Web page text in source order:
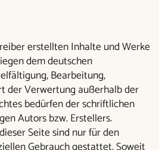
erstellten Inhalte und Werke
dem deutschen
Bearbeitung,
der Verwertung außerhalb der
bedürfen der schriftlichen
Autors bzw. Erstellers.
Seite sind nur für den